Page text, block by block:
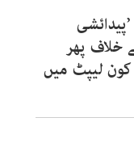
خلاف پھر
کون لیپٹ میں